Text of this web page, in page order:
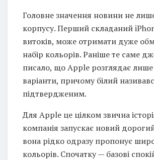
Головне значення новини не
корпусу. Перший складаний
витоків, може отримати дуже
набір кольорів. Раніше те саме
писало, що Apple розглядає
варіанти, причому білий
підтвердженим.
Для Apple це цілком звична
компанія запускає новий
вона рідко одразу пропонує
кольорів. Спочатку — базові